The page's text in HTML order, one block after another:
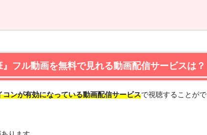
ル動画を無料で見れる動画配信サービスは？
作品情報
あらすじ
フル動画を無料で見れる動画配信サービスは？
コンが有効になっている動画配信サービスで視聴することがで